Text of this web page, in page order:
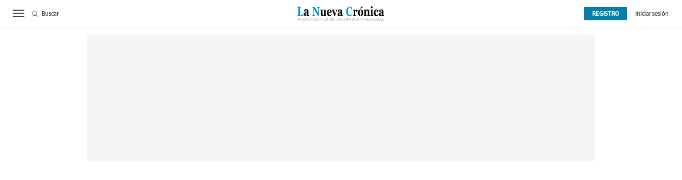
ACTUALIDAD BIERZO SUCESOS CULTURAS ESPECIALES DEPORTES OPINIÓN EXTRAS
REGISTRO Iniciar sesión
Buscar